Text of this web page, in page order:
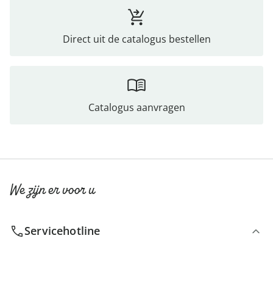
Direct uit de catalogus bestellen
Catalogus aanvragen
We zijn er voor u
Servicehotline